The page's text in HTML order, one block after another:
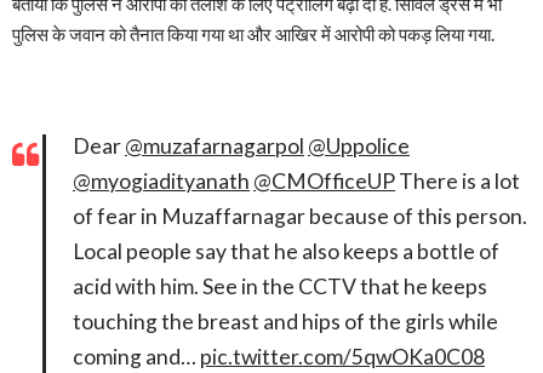
पुलिस के जवान को तैनात किया गया था और आखिर में आरोपी को पकड़ लिया गया.
Dear@muzafarnagarpol @Uppolice
@myogiadityanath @CMOfficeUPThere is a lot
of fear in Muzaffarnagar because of this person.
Local people say that he also keeps a bottle of
acid with him. See in the CCTV that he keeps
touching the breast and hips of the girls while
coming and… pic.twitter.com/5qwOKa0C08